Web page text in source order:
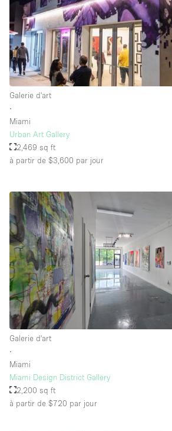
Galerie d'art
∙
Miami
Urban Art Gallery
2,469 sq ft
à partir de $3,600 par jour
Galerie d'art
∙
Miami
Miami Design District Gallery
2,200 sq ft
à partir de $720 par jour